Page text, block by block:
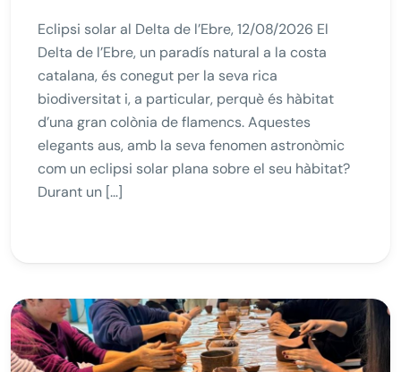
Eclipsi solar al Delta de l’Ebre, 12/08/2026 El
Delta de l’Ebre, un paradís natural a la costa
catalana, és conegut per la seva rica
biodiversitat i, a particular, perquè és hàbitat
d’una gran colònia de flamencs. Aquestes
elegants aus, amb la seva fenomen astronòmic
com un eclipsi solar plana sobre el seu hàbitat?
Durant un […]